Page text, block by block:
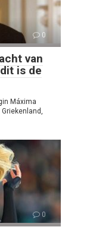
0
van
is de
Máxima
0